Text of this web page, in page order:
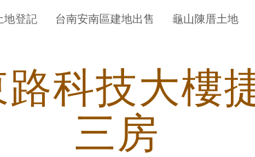
content Skip to
地登記 台南安南區建地出售 龜山陳厝土地
科技大樓
三房